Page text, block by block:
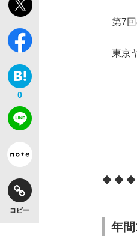
【独自
0
コピー
第7回
東京
◆ ◆ ◆
年